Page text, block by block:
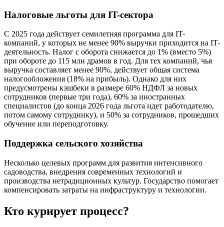
Налоговые льготы для IT-сектора
С 2025 года действует семилетняя программа для IT-
компаний, у которых не менее 90% выручки приходится на IT-
деятельность. Налог с оборота снижается до 1% (вместо 5%)
при обороте до 115 млн драмов в год. Для тех компаний, чья
выручка составляет менее 90%, действует общая система
налогообложения (18% на прибыль). Однако для них
предусмотрены кэшбеки в размере 60% НДФЛ за новых
сотрудников (первые три года), 60% за иностранных
специалистов (до конца 2026 года льгота идет работодателю,
потом самому сотруднику), и 50% за сотрудников, прошедших
обучение или переподготовку.
Поддержка сельского хозяйства
Несколько целевых программ для развития интенсивного
садоводства, внедрения современных технологий и
производства нетрадиционных культур. Государство помогает
компенсировать затраты на инфраструктуру и технологии.
Кто курирует процесс?